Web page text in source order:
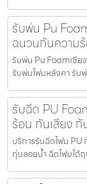
รับพ่น Pu
ฉนวนกันความ
รับพ่น Pu Foamเชี
รับพ่นโฟมหลังคา รับ
รับฉีด PU
ร้อน กันเสียง
บริการรับฉีดโฟม PU
ทุ่นลอยน้ำ ฉีดโฟมใต้